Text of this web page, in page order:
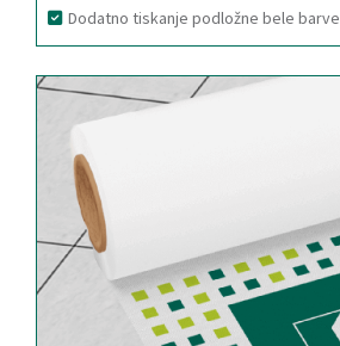
Dodatno tiskanje podložne bele barve